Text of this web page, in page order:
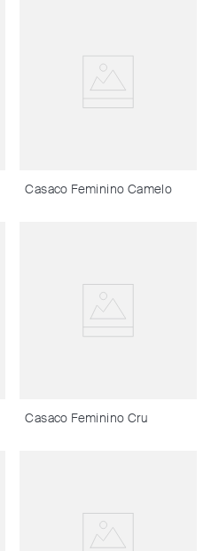
Casaco Feminino Camelo
Casaco Feminino Cru